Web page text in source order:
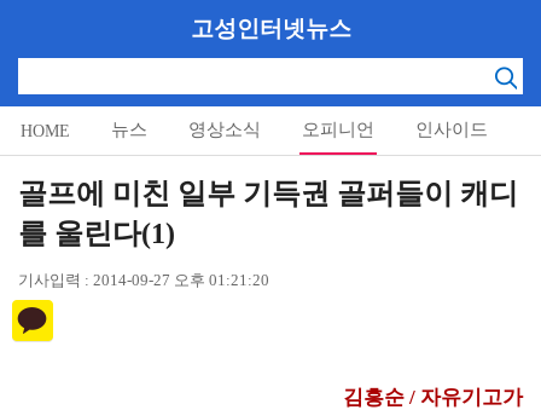
고성인터넷뉴스
HOME 뉴스 영상소식 오피니언 인사이드
알림마당
골프에 미친 일부 기득권 골퍼들이 캐디
를 울린다(1)
기사입력 : 2014-09-27 오후 01:21:20
김흥순 / 자유기고가